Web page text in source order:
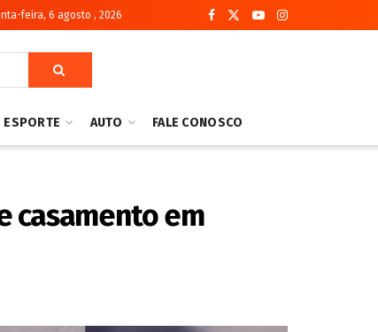
feira, 6 agosto , 2026
ESPORTE AUTO FALE CONOSCO
casamento em